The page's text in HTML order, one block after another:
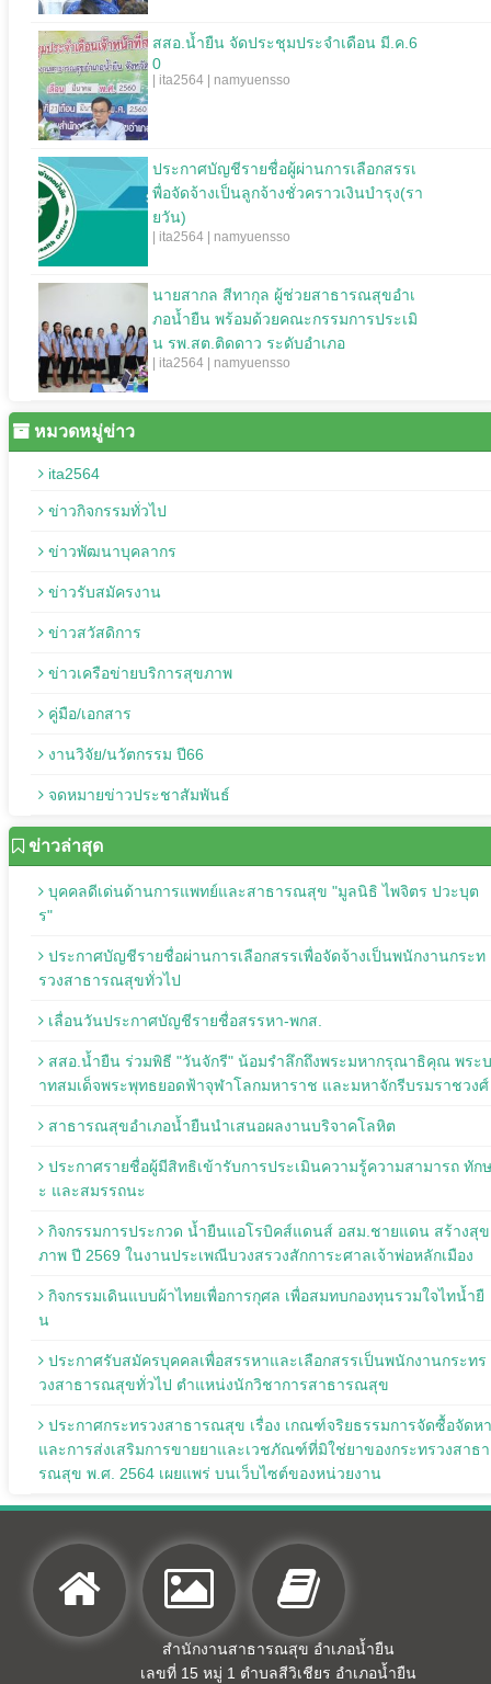
สสอ.น้ำยืน จัดประชุมประจำเดือน มี.ค.6
0
| ita2564 | namyuensso
ประกาศบัญชีรายชื่อผู้ผ่านการเลือกสรรเ
พื่อจัดจ้างเป็นลูกจ้างชั่วคราวเงินบำรุง(รา
ยวัน)
| ita2564 | namyuensso
นายสากล สีทากุล ผู้ช่วยสาธารณสุขอำเ
ภอน้ำยืน พร้อมด้วยคณะกรรมการประเมิ
น รพ.สต.ติดดาว ระดับอำเภอ
| ita2564 | namyuensso
หมวดหมู่ข่าว
ita2564
ข่าวกิจกรรมทั่วไป
ข่าวพัฒนาบุคลากร
ข่าวรับสมัครงาน
ข่าวสวัสดิการ
ข่าวเครือข่ายบริการสุขภาพ
คู่มือ/เอกสาร
งานวิจัย/นวัตกรรม ปี66
จดหมายข่าวประชาสัมพันธ์
ข่าวล่าสุด
บุคคลดีเด่นด้านการแพทย์และสาธารณสุข "มูลนิธิ ไพจิตร ปวะบุต
ร"
ประกาศบัญชีรายชื่อผ่านการเลือกสรรเพื่อจัดจ้างเป็นพนักงานกระท
รวงสาธารณสุขทั่วไป
เลื่อนวันประกาศบัญชีรายชื่อสรรหา-พกส.
สสอ.น้ำยืน ร่วมพิธี "วันจักรี" น้อมรำลึกถึงพระมหากรุณาธิคุณ พระบ
าทสมเด็จพระพุทธยอดฟ้าจุฬาโลกมหาราช และมหาจักรีบรมราชวงศ์
สาธารณสุขอำเภอน้ำยืนนำเสนอผลงานบริจาคโลหิต
ประกาศรายชื่อผู้มีสิทธิเข้ารับการประเมินความรู้ความสามารถ ทักษ
ะ และสมรรถนะ
กิจกรรมการประกวด น้ำยืนแอโรบิคส์แดนส์ อสม.ชายแดน สร้างสุข
ภาพ ปี 2569 ในงานประเพณีบวงสรวงสักการะศาลเจ้าพ่อหลักเมือง
กิจกรรมเดินแบบผ้าไทยเพื่อการกุศล เพื่อสมทบกองทุนรวมใจไทน้ำยื
น
ประกาศรับสมัครบุคคลเพื่อสรรหาและเลือกสรรเป็นพนักงานกระทร
วงสาธารณสุขทั่วไป ตำแหน่งนักวิชาการสาธารณสุข
ประกาศกระทรวงสาธารณสุข เรื่อง เกณฑ์จริยธรรมการจัดซื้อจัดหา
และการส่งเสริมการขายยาและเวชภัณฑ์ที่มิใช่ยาของกระทรวงสาธา
รณสุข พ.ศ. 2564 เผยแพร่ บนเว็บไซต์ของหน่วยงาน
สำนักงานสาธารณสุข อำเภอน้ำยืน
เลขที่ 15 หมู่ 1 ตำบลสีวิเชียร อำเภอน้ำยืน